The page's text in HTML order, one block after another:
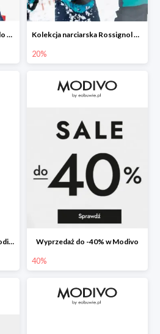
Finał wyprzedaży w Modivo do -50% Kolekcja narciarska Rossignol w Modivo do -20%
20%
Zapisz się do Newslettera Modivo i odbierz 40 zł na zakupy Wyprzedaż do -40% w Modivo
40%